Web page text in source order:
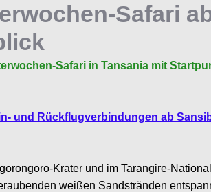
Safari
Safari in Tansania mit
und Rückflugverbindungen ab
Krater und im Tarangire-
weißen Sandstränden